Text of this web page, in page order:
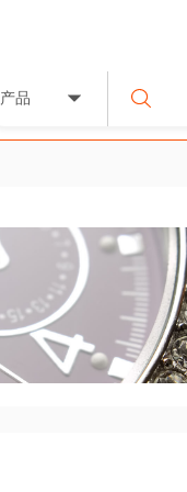
产品